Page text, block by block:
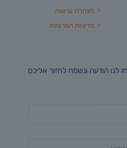
הצהרת נגישות
מדיניות הפרטיות
לנו הודעה ונשמח לחזור אליכם